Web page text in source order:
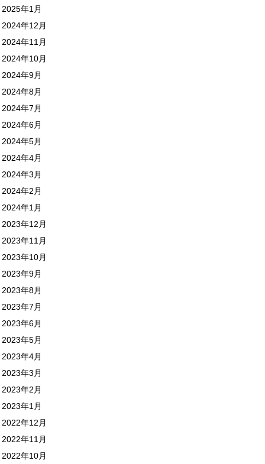
2025年1月
2024年12月
2024年11月
2024年10月
2024年9月
2024年8月
2024年7月
2024年6月
2024年5月
2024年4月
2024年3月
2024年2月
2024年1月
2023年12月
2023年11月
2023年10月
2023年9月
2023年8月
2023年7月
2023年6月
2023年5月
2023年4月
2023年3月
2023年2月
2023年1月
2022年12月
2022年11月
2022年10月